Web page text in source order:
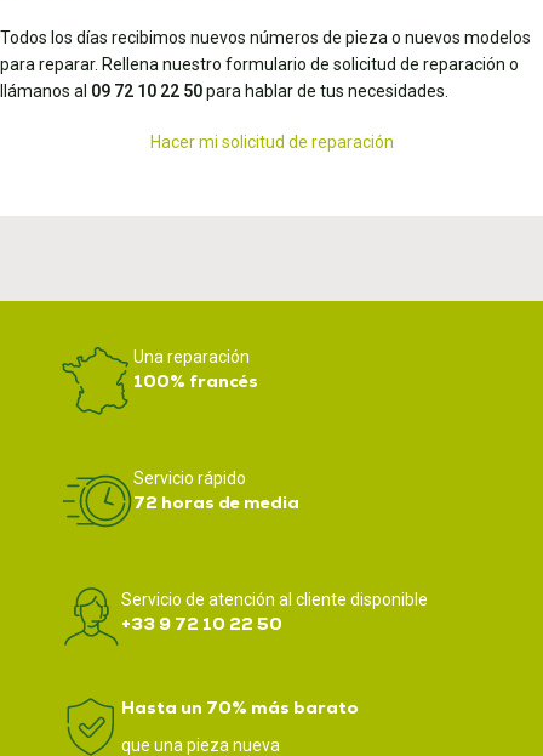
Todos los días recibimos nuevos números de pieza o nuevos modelos
para reparar. Rellena nuestro formulario de solicitud de reparación o
llámanos al 09 72 10 22 50para hablar de tus necesidades.
Hacer mi solicitud de reparación
Una reparación
100% francés
Servicio rápido
72 horas de media
Servicio de atención al cliente disponible
+33 9 72 10 22 50
Hasta un 70% más barato
que una pieza nueva